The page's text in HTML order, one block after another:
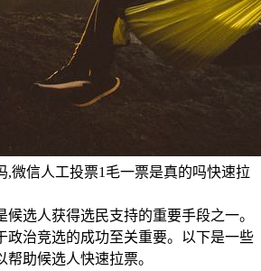
,微信人工投票1毛一票是真的吗快速拉
选人获得选民支持的重要手段之一。
政治竞选的成功至关重要。以下是一些
助候选人快速拉票。